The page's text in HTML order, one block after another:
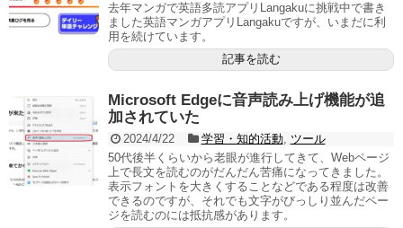
去年マンガで英語多読アプリLangakuに挑戦中で書き
ました英語マンガアプリLangakuですが、いまだに利
用を続けています。
記事を読む
Microsoft Edgeに音声読み上げ機能が追
加されていた
2024/4/22 学習・知的活動, ツール
50代後半くらいから老眼が進行してきて、Webページ
上で長文を読むのがだんだん苦痛になってきました。
表示フォントを大きくすることなどである程度は改善
できるのですが、それでも文字がびっしり並んだペー
ジを読むのには抵抗感があります。